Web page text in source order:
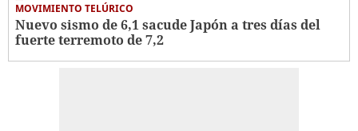
MOVIMIENTO TELÚRICO
Nuevo sismo de 6,1 sacude Japón a tres días del
fuerte terremoto de 7,2